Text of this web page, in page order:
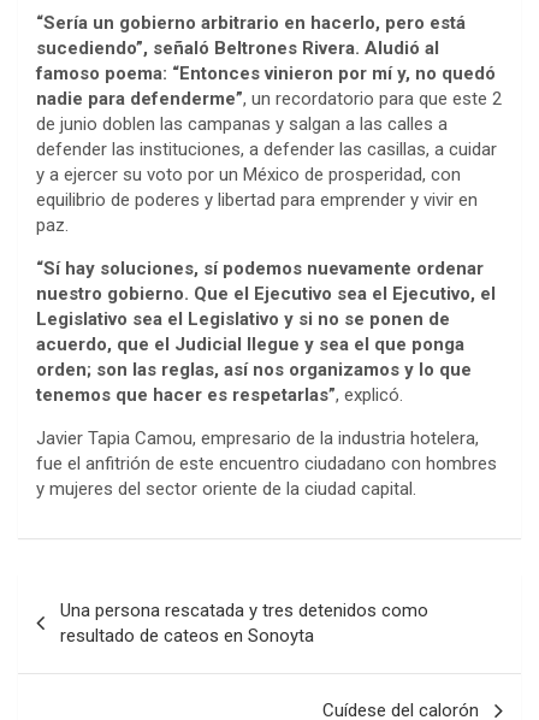
“Sería un gobierno arbitrario en hacerlo, pero está
sucediendo”, señaló Beltrones Rivera. Aludió al
famoso poema: “Entonces vinieron por mí y, no quedó
nadie para defenderme”, un recordatorio para que este 2
de junio doblen las campanas y salgan a las calles a
defender las instituciones, a defender las casillas, a cuidar
y a ejercer su voto por un México de prosperidad, con
equilibrio de poderes y libertad para emprender y vivir en
paz.
“Sí hay soluciones, sí podemos nuevamente ordenar
nuestro gobierno. Que el Ejecutivo sea el Ejecutivo, el
Legislativo sea el Legislativo y si no se ponen de
acuerdo, que el Judicial llegue y sea el que ponga
orden; son las reglas, así nos organizamos y lo que
tenemos que hacer es respetarlas”, explicó.
Javier Tapia Camou, empresario de la industria hotelera,
fue el anfitrión de este encuentro ciudadano con hombres
y mujeres del sector oriente de la ciudad capital.
navigation
Una persona rescatada y tres detenidos como
resultado de cateos en Sonoyta
Cuídese del calorón